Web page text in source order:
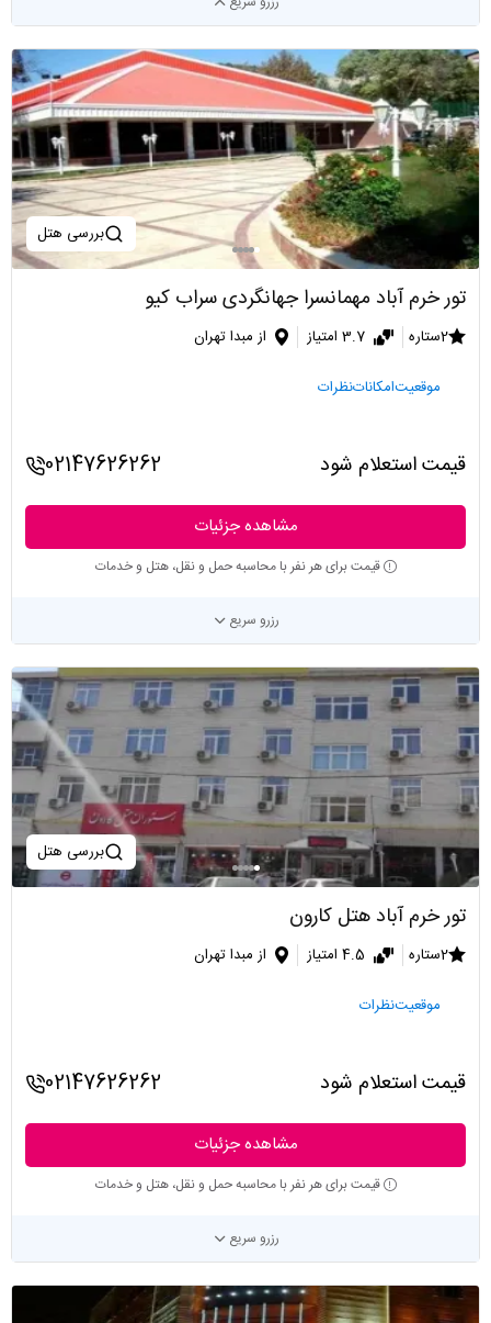
بررسی هتل
تور خرم آباد مهمانسرا جهانگردی سراب کیو
2ستاره 3.7 امتیاز از مبدا تهران
موقعیتامکاناتنظرات
قیمت استعلام شود 02147626262
مشاهده جزئیات
قیمت برای هر نفر با محاسبه حمل و نقل، هتل و خدمات
رزرو سریع
بررسی هتل
تور خرم آباد هتل کارون
2ستاره 4.5 امتیاز از مبدا تهران
موقعیتنظرات
قیمت استعلام شود 02147626262
مشاهده جزئیات
قیمت برای هر نفر با محاسبه حمل و نقل، هتل و خدمات
رزرو سریع